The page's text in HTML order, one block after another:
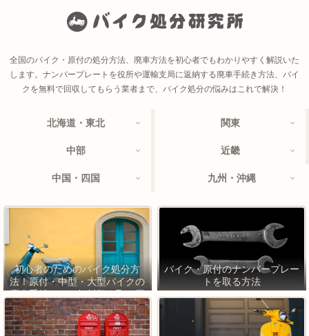
全国のバイク・原付の処分方法、廃車方法を初心者でもわかりやすく解説いた
します。ナンバープレートを役所や運輸支局に返納する廃車手続き方法、バイ
クを無料で回収してもらう業者まで、バイク処分の悩みはこれで解決！
北海道・東北 関東
中部 近畿
中国・四国 九州・沖縄
初心者のためのバイク処分方
法！原付・中型・大型バイクの
廃車手続きから無料引き取り業
者まで
バイク・原付のナンバープレー
トを取る方法